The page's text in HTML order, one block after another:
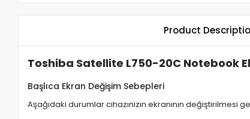
Product
Toshiba Satellite L750-20C Notebook
Başlıca Ekran Değişim Sebepleri
Aşağıdaki durumlar cihazınızın ekranının değiştirilmesi